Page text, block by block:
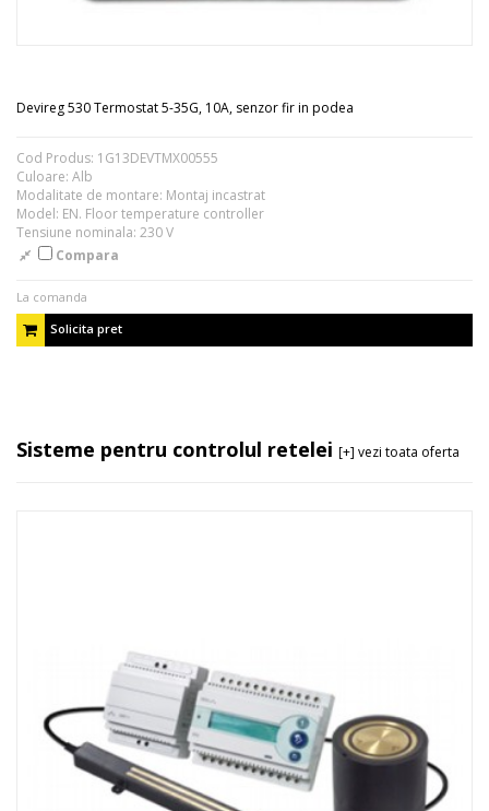
Devireg 530 Termostat 5-35G, 10A, senzor fir in podea
Cod Produs: 1G13DEVTMX00555
Culoare: Alb
Modalitate de montare: Montaj incastrat
Model: EN. Floor temperature controller
Tensiune nominala: 230 V
Compara
La comanda
Solicita pret
Sisteme pentru controlul retelei [+] vezi toata oferta